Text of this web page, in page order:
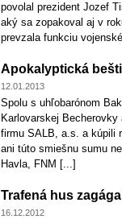
povolal prezident Jozef
aký sa zopakoval aj v
prevzala funkciu
Apokalyptická
12.01.2013
Spolu s uhľobarónom
Karlovarskej
firmu SALB, a.s. a kúpili
ani túto smiešnu sumu
Havla, FNM [...]
Trafená hus
16.12.2012